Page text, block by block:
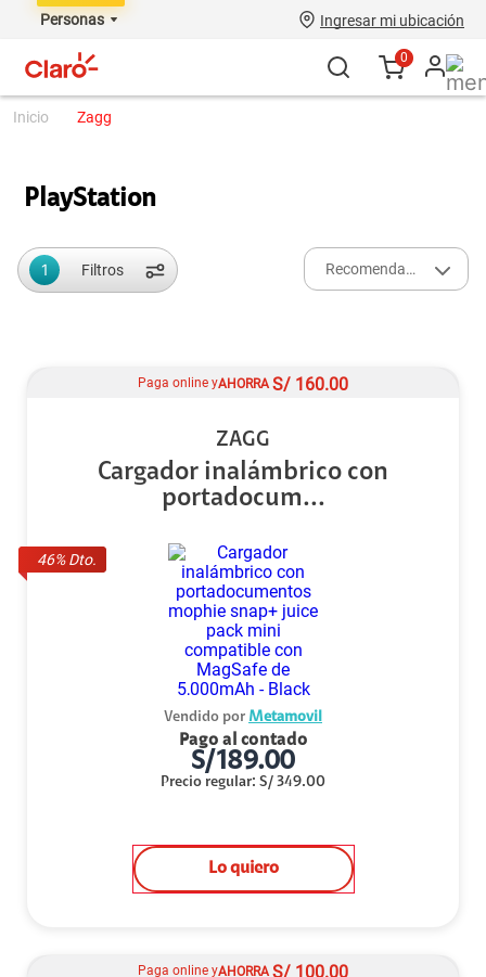
Personas Ingresar mi ubicación
0
zagg
PlayStation
1 Filtros Recomendados
46% Dto.
Paga online yAHORRA S/ 160.00
ZAGG
Cargador inalámbrico con
portadocum...
Vendido por Metamovil
Pago al contado
S/189.00
Precio regular: S/ 349.00
Lo quiero
Paga online yAHORRA S/ 100.00